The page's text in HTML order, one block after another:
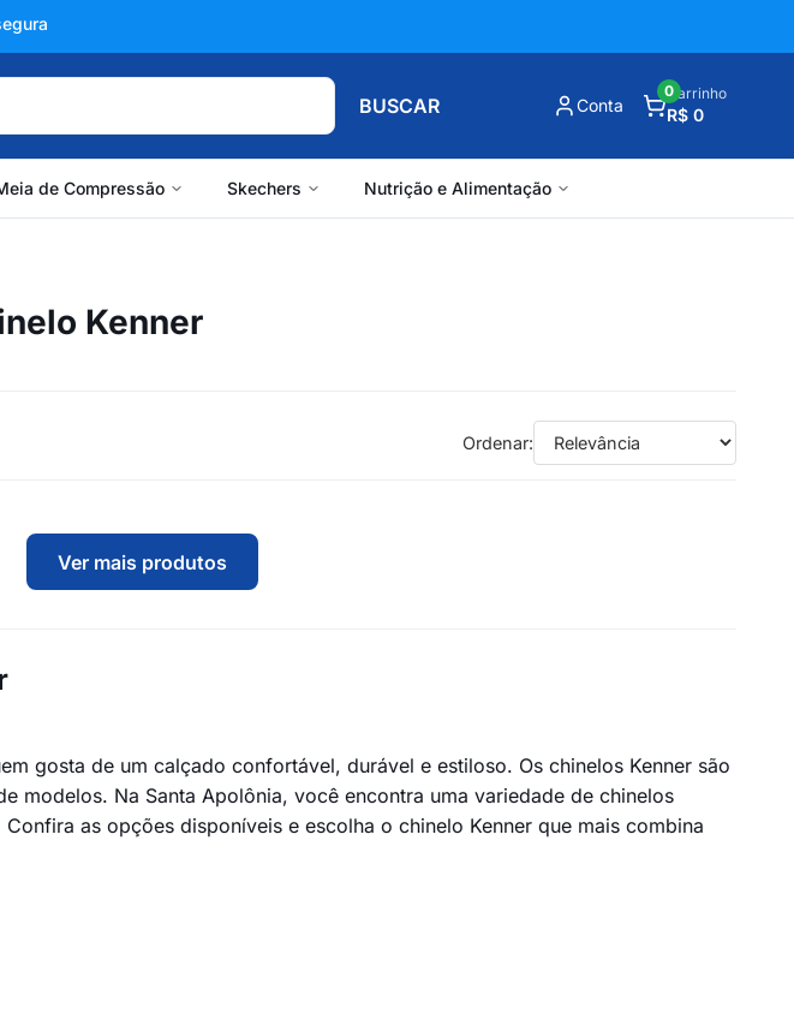
BUSCAR Conta
Carrinho
R$ 0
0
de Compressão Skechers Nutrição e Alimentação
Kenner
Ordenar:
Ver mais produtos
gosta de um calçado confortável, durável e estiloso. Os chinelos Kenner são
modelos. Na Santa Apolônia, você encontra uma variedade de chinelos
as opções disponíveis e escolha o chinelo Kenner que mais combina